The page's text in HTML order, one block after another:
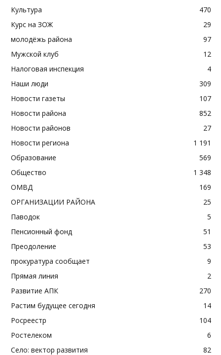
Культура
470
Курс на ЗОЖ
29
молодёжь района
97
Мужской клуб
12
Налоговая инспекция
4
Наши люди
309
Новости газеты
107
Новости района
852
Новости районов
27
Новости региона
1 191
Образование
569
Общество
1 348
ОМВД
169
ОРГАНИЗАЦИИ РАЙОНА
25
Паводок
5
Пенсионный фонд
51
Преодоление
53
прокуратура сообщает
9
Прямая линия
2
Развитие АПК
270
Растим будущее сегодня
14
Росреестр
104
Ростелеком
6
Село: вектор развития
82